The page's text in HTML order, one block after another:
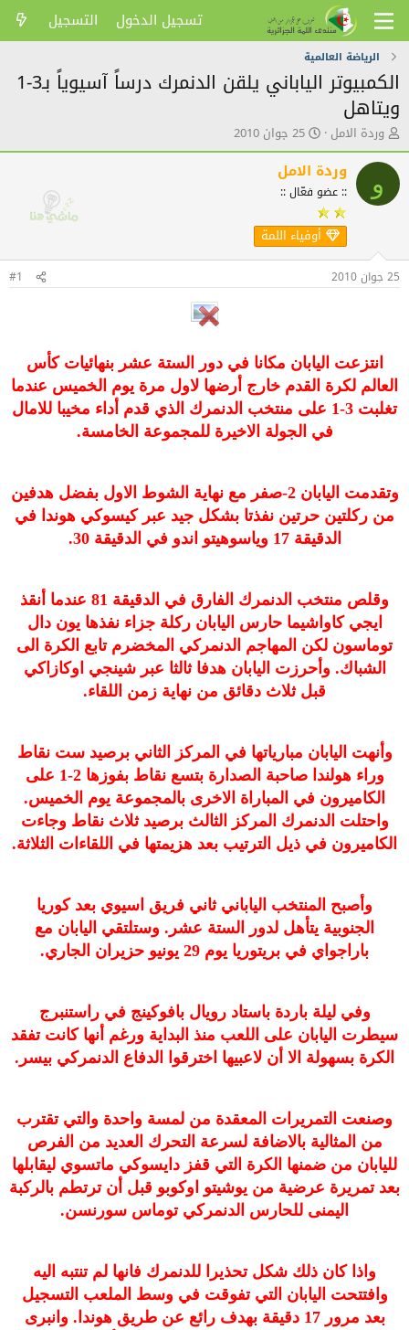
تسجيل الدخول التسجيل
الرياضة العالمية
الكمبيوتر الياباني يلقن الدنمرك درساً آسيوياً بـ3-1
ويتاهل
ك
ا
ت
ب
ا
ض
و
وردة الامل ت
ا
ر
ي
خ
ل
ن
ش
25 جوان 2010
و وردة الامل
:: عضو فعّال ::
أوفياء اللمة
25 جوان 2010 #1
انتزعت اليابان مكانا في دور الستة عشر بنهائيات كأس
العالم لكرة القدم خارج أرضها لاول مرة يوم الخميس عندما
تغلبت 3-1 على منتخب الدنمرك الذي قدم أداء مخيبا للامال
في الجولة الاخيرة للمجموعة الخامسة.
وتقدمت اليابان 2-صفر مع نهاية الشوط الاول بفضل هدفين
من ركلتين حرتين نفذتا بشكل جيد عبر كيسوكي هوندا في
الدقيقة 17 وياسوهيتو اندو في الدقيقة 30.
وقلص منتخب الدنمرك الفارق في الدقيقة 81 عندما أنقذ
ايجي كاواشيما حارس اليابان ركلة جزاء نفذها يون دال
توماسون لكن المهاجم الدنمركي المخضرم تابع الكرة الى
الشباك. وأحرزت اليابان هدفا ثالثا عبر شينجي اوكازاكي
قبل ثلاث دقائق من نهاية زمن اللقاء.
وأنهت اليابان مبارياتها في المركز الثاني برصيد ست نقاط
وراء هولندا صاحبة الصدارة بتسع نقاط بفوزها 2-1 على
الكاميرون في المباراة الاخرى بالمجموعة يوم الخميس.
واحتلت الدنمرك المركز الثالث برصيد ثلاث نقاط وجاءت
الكاميرون في ذيل الترتيب بعد هزيمتها في اللقاءات الثلاثة.
وأصبح المنتخب الياباني ثاني فريق اسيوي بعد كوريا
الجنوبية يتأهل لدور الستة عشر. وستلتقي اليابان مع
باراجواي في بريتوريا يوم 29 يونيو حزيران الجاري.
وفي ليلة باردة باستاد رويال بافوكينج في راستنبرج
سيطرت اليابان على اللعب منذ البداية ورغم أنها كانت تفقد
الكرة بسهولة الا أن لاعبيها اخترقوا الدفاع الدنمركي بيسر.
وصنعت التمريرات المعقدة من لمسة واحدة والتي تقترب
من المثالية بالاضافة لسرعة التحرك العديد من الفرص
لليابان من ضمنها الكرة التي قفز دايسوكي ماتسوي ليقابلها
بعد تمريرة عرضية من يوشيتو اوكوبو قبل أن ترتطم بالركبة
اليمنى للحارس الدنمركي توماس سورنسن.
واذا كان ذلك شكل تحذيرا للدنمرك فانها لم تنتبه اليه
وافتتحت اليابان التي تفوقت في وسط الملعب التسجيل
بعد مرور 17 دقيقة بهدف رائع عن طريق هوندا. وانبرى